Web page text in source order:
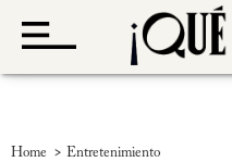
Home > Entretenimiento